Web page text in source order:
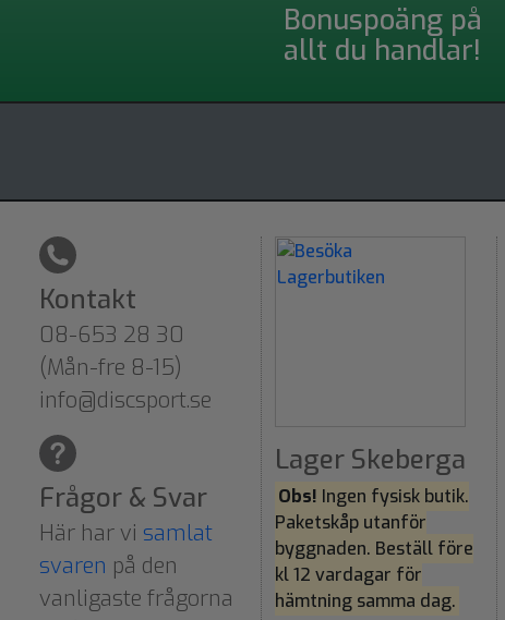
Bonuspoäng på
allt du handlar!
Kontakt
08-653 28 30
(Mån-fre 8-15)
info@discsport.se
Frågor & Svar
Här har vi samlat
svaren på den
vanligaste frågorna
Lager Skeberga
Obs! Ingen fysisk butik.
Paketskåp utanför
byggnaden. Beställ före
kl 12 vardagar för
hämtning samma dag.